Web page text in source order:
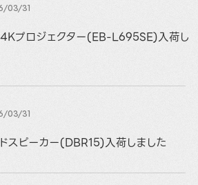
03/31
プロジェクター(EB-L695SE)入荷し
03/31
スピーカー(DBR15)入荷しました